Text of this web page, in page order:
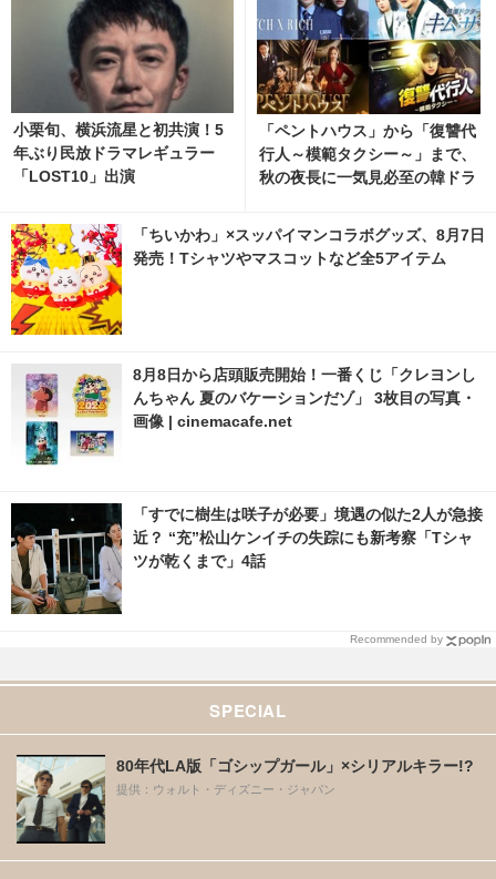
小栗旬、横浜流星と初共演！5
年ぶり民放ドラマレギュラー
「LOST10」出演
「ペントハウス」から「復讐代
行人～模範タクシー～」まで、
秋の夜長に一気見必至の韓ドラ
「ちいかわ」×スッパイマンコラボグッズ、8月7日
発売！Tシャツやマスコットなど全5アイテム
8月8日から店頭販売開始！一番くじ「クレヨンし
んちゃん 夏のバケーションだゾ」 3枚目の写真・
画像 | cinemacafe.net
「すでに樹生は咲子が必要」境遇の似た2人が急接
近？ “充”松山ケンイチの失踪にも新考察「Tシャ
ツが乾くまで」4話
Recommended by
SPECIAL
80年代LA版「ゴシップガール」×シリアルキラー!?
提供：ウォルト・ディズニー・ジャパン